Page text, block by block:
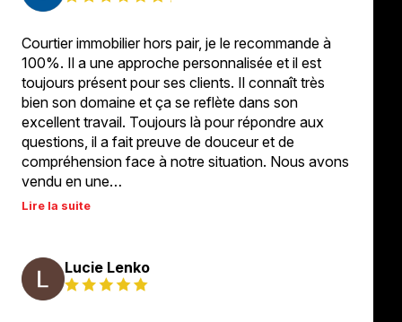
Courtier immobilier hors pair, je le recommande à
100%. Il a une approche personnalisée et il est
toujours présent pour ses clients. Il connaît très
bien son domaine et ça se reflète dans son
excellent travail. Toujours là pour répondre aux
questions, il a fait preuve de douceur et de
compréhension face à notre situation. Nous avons
vendu en une…
Lire la suite
Lucie Lenko